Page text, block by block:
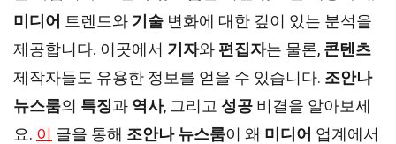
미디어 트렌드와 기술 변화에 대한 깊이 있는 분석을
제공합니다. 이곳에서 기자와 편집자는 물론, 콘텐츠
제작자들도 유용한 정보를 얻을 수 있습니다. 조안나
뉴스룸의 특징과 역사, 그리고 성공 비결을 알아보세
요. 이 글을 통해 조안나 뉴스룸이 왜 미디어 업계에서